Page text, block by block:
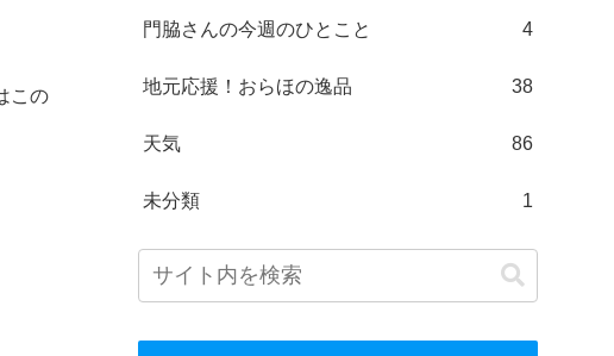
この
門脇さんの今週のひとこと 4
地元応援！おらほの逸品 38
天気 86
未分類 1